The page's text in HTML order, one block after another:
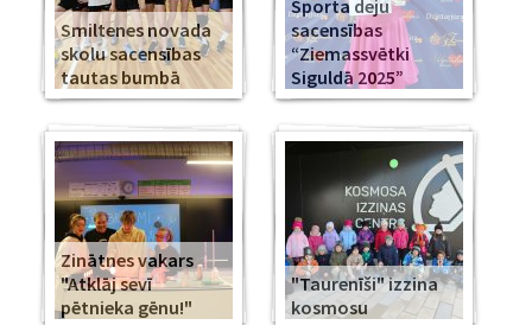
Smiltenes novada
skolu sacensības
tautas bumbā
Sporta deju
sacensības
“Ziemassvētki
Siguldā 2025”
Zinātnes vakars
"Atklāj sevī
pētnieka gēnu!"
"Taurenīši" izzina
kosmosu